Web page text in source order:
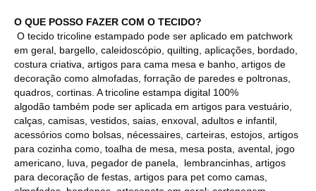
O QUE POSSO FAZER COM O TECIDO?
O tecido tricoline estampado pode ser aplicado em patchwork
em geral, bargello, caleidoscópio, quilting, aplicações, bordado,
costura criativa, artigos para cama mesa e banho, artigos de
decoração como almofadas, forração de paredes e poltronas,
quadros, cortinas. A tricoline estampa digital 100%
algodão também pode ser aplicada em artigos para vestuário,
calças, camisas, vestidos, saias, enxoval, adultos e infantil,
acessórios como bolsas, nécessaires, carteiras, estojos, artigos
para cozinha como, toalha de mesa, mesa posta, avental, jogo
americano, luva, pegador de panela, lembrancinhas, artigos
para decoração de festas, artigos para pet como camas,